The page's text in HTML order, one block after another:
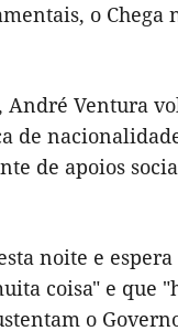
o
Ventura
de
de apoios
noite e
coisa" e que
o